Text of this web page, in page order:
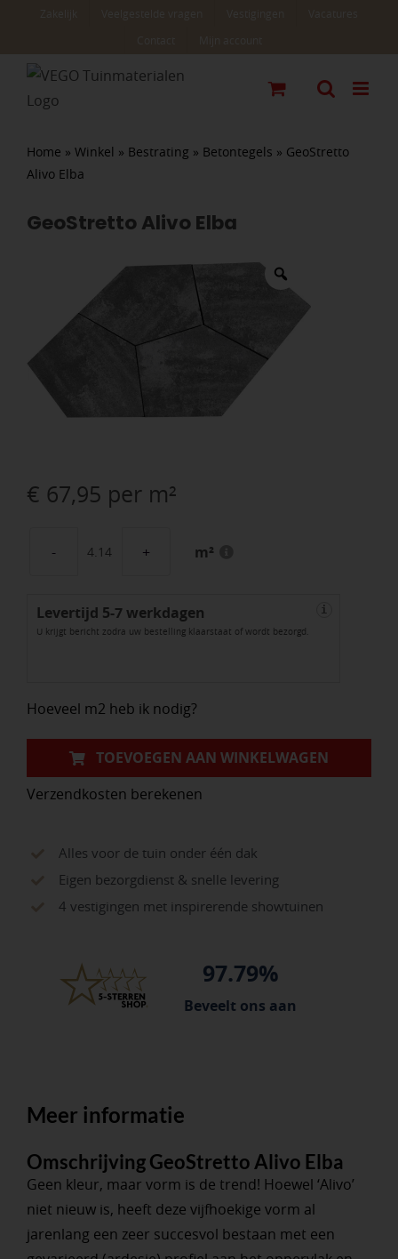
Home » Winkel » Bestrating » Betontegels » GeoStretto
Alivo Elba
GeoStretto Alivo Elba
€ 67,95 per m²
GeoStretto
Elba
aantal
m²
Levertijd 5-7 werkdagen
U krijgt bericht zodra uw bestelling klaarstaat of wordt bezorgd.
i
Hoeveel m2 heb ik nodig?
TOEVOEGEN AAN WINKELWAGEN
Verzendkosten berekenen
Alles voor de tuin onder één dak
Eigen bezorgdienst & snelle levering
4 vestigingen met inspirerende showtuinen
97.79%
Beveelt ons aan
Meer informatie
Omschrijving GeoStretto Alivo Elba
Geen kleur, maar vorm is de trend! Hoewel ‘Alivo’
niet nieuw is, heeft deze vijfhoekige vorm al
jarenlang een zeer succesvol bestaan met een